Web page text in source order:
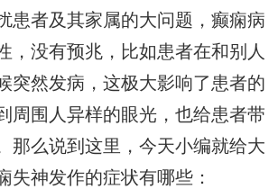
患者及其家属的大问题，癫痫病
，没有预兆，比如患者在和别人
突然发病，这极大影响了患者的
周围人异样的眼光，也给患者带
那么说到这里，今天小编就给大
失神发作的症状有哪些：